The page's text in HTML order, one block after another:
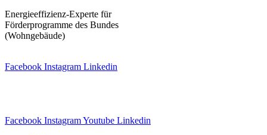
Energieeffizienz-Experte für
Förderprogramme des Bundes
(Wohngebäude)
Facebook Instagram Linkedin
Facebook InstagramYoutube Linkedin